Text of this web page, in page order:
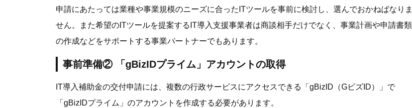
申請にあたっては業種や事業規模のニーズに合ったITツールを事前に検討し、選んでおかねばなりま
せん。また希望のITツールを提案するIT導入支援事業者は商談相手だけでなく、事業計画や申請書類
の作成などをサポートする事業パートナーでもあります。
事前準備② 「gBizIDプライム」アカウントの取得
IT導入補助金の交付申請には、複数の行政サービスにアクセスできる「gBizID（GビズID）」で
「gBizIDプライム」のアカウントを作成する必要があります。